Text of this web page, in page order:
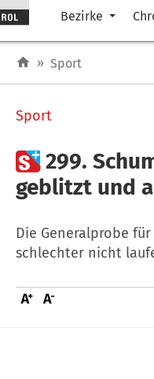
Bezirke
» Sport
Sport
299.
geblitzt und
Die Generalprobe
schlechter nicht